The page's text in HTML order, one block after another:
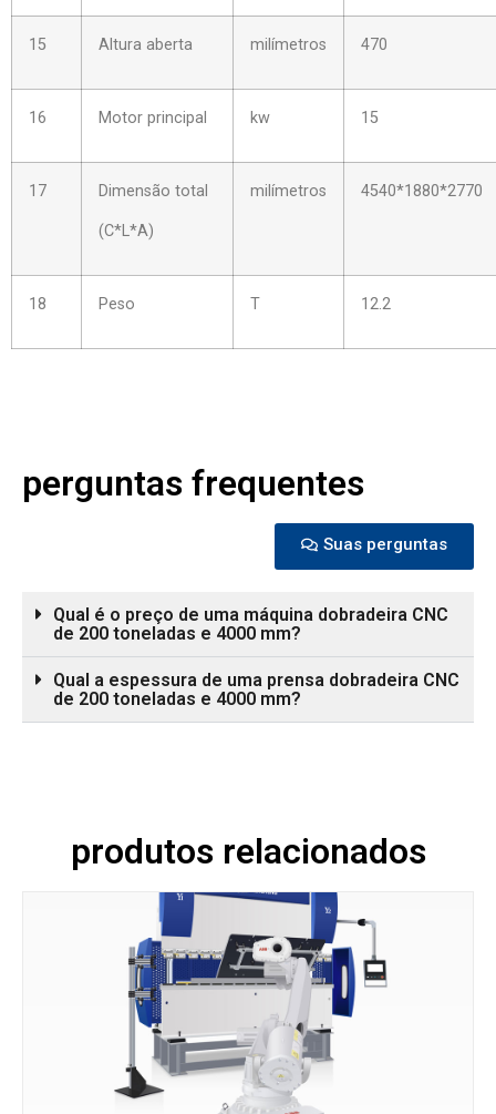
15 Altura aberta milímetros 470
16 Motor principal kw 15
17 Dimensão total
(C*L*A)
milímetros 4540*1880*2770
18 Peso T 12.2
perguntas frequentes
Suas perguntas
Qual é o preço de uma máquina dobradeira CNC
de 200 toneladas e 4000 mm?
Qual a espessura de uma prensa dobradeira CNC
de 200 toneladas e 4000 mm?
produtos relacionados